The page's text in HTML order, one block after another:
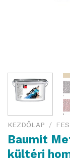
KEZDŐLAP /
Baumit
kültéri